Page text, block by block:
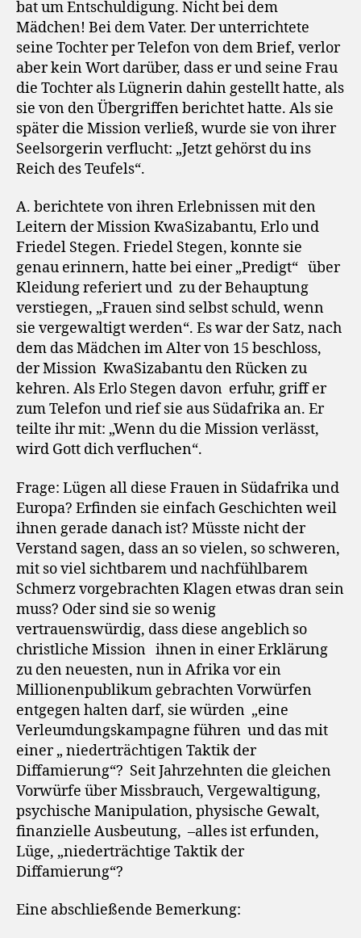
bat um Entschuldigung. Nicht bei dem
Mädchen! Bei dem Vater. Der unterrichtete
seine Tochter per Telefon von dem Brief, verlor
aber kein Wort darüber, dass er und seine Frau
die Tochter als Lügnerin dahin gestellt hatte, als
sie von den Übergriffen berichtet hatte. Als sie
später die Mission verließ, wurde sie von ihrer
Seelsorgerin verflucht: „Jetzt gehörst du ins
Reich des Teufels“.
A. berichtete von ihren Erlebnissen mit den
Leitern der Mission KwaSizabantu, Erlo und
Friedel Stegen. Friedel Stegen, konnte sie
genau erinnern, hatte bei einer „Predigt“ über
Kleidung referiert und zu der Behauptung
verstiegen, „Frauen sind selbst schuld, wenn
sie vergewaltigt werden“. Es war der Satz, nach
dem das Mädchen im Alter von 15 beschloss,
der Mission KwaSizabantu den Rücken zu
kehren. Als Erlo Stegen davon erfuhr, griff er
zum Telefon und rief sie aus Südafrika an. Er
teilte ihr mit: „Wenn du die Mission verlässt,
wird Gott dich verfluchen“.
Frage: Lügen all diese Frauen in Südafrika und
Europa? Erfinden sie einfach Geschichten weil
ihnen gerade danach ist? Müsste nicht der
Verstand sagen, dass an so vielen, so schweren,
mit so viel sichtbarem und nachfühlbarem
Schmerz vorgebrachten Klagen etwas dran sein
muss? Oder sind sie so wenig
vertrauenswürdig, dass diese angeblich so
christliche Mission ihnen in einer Erklärung
zu den neuesten, nun in Afrika vor ein
Millionenpublikum gebrachten Vorwürfen
entgegen halten darf, sie würden „eine
Verleumdungskampagne führen und das mit
einer „ niederträchtigen Taktik der
Diffamierung“? Seit Jahrzehnten die gleichen
Vorwürfe über Missbrauch, Vergewaltigung,
psychische Manipulation, physische Gewalt,
finanzielle Ausbeutung, –alles ist erfunden,
Lüge, „niederträchtige Taktik der
Diffamierung“?
Eine abschließende Bemerkung: